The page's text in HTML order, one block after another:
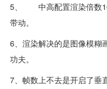
5、 中高配置渲染倍数
带动。
6、渲染解决的是图像模糊
功夫。
7、帧数上不去是开启了垂